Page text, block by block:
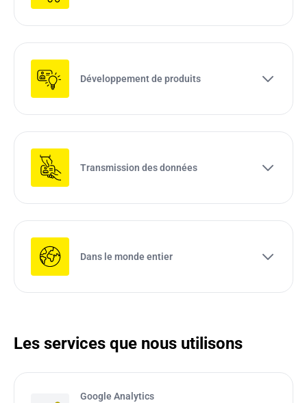
Développement de produits
Transmission des données
Dans le monde entier
Les services que nous utilisons
Google Analytics